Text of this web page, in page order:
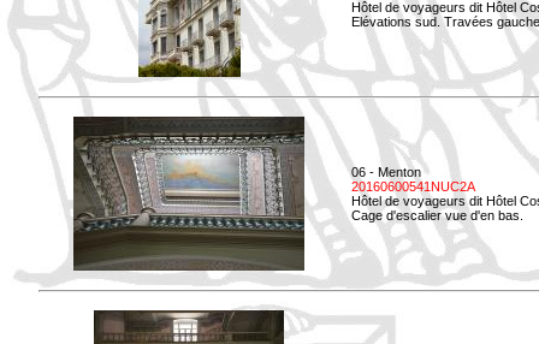
Hôtel de voyageurs dit Hôtel
Elévations sud. Travées
06 - Menton
20160600541NUC2A
Hôtel de voyageurs dit Hôtel
Cage d'escalier vue d'en bas.